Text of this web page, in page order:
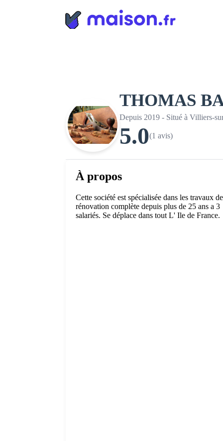
THOMAS
Depuis 2019 - Situé à Villiers-
5.0(1 avis)
À propos
Cette société est spécialisée dans les travaux de
rénovation complète depuis plus de 25 ans a 3
salariés. Se déplace dans tout L' Ile de France.